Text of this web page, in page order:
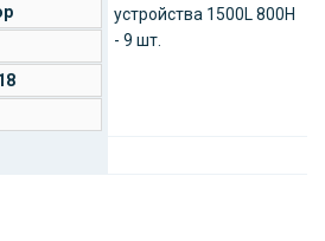
устройства 1500L 800H
- 9 шт.